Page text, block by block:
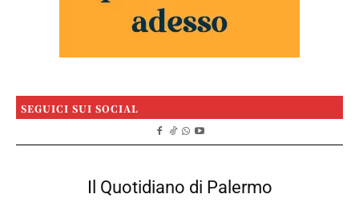
SEGUICI SUI SOCIAL
Il Quotidiano di Palermo